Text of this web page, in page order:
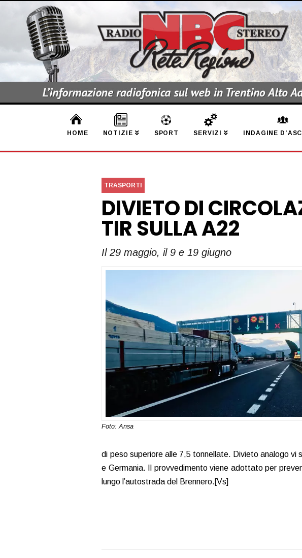
HOME NOTIZIE SPORT SERVIZI INDAGINE
TRASPORTI
DIVIETO DI
TIR SULLA A22
Il 29 maggio, il 9 e 19 giugno
Foto: Ansa
di peso superiore alle 7,5 tonnellate. Divieto analogo vi
e Germania. Il provvedimento viene adottato per
lungo l’autostrada del Brennero.[Vs]